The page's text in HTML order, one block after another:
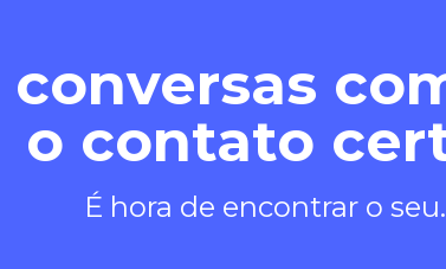
conversas
o contato
É hora de encontrar o seu.